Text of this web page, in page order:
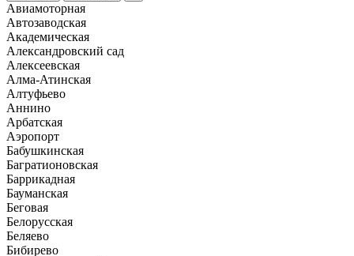
Авиамоторная
Автозаводская
Академическая
Александровский сад
Алексеевская
Алма-Атинская
Алтуфьево
Аннино
Арбатская
Аэропорт
Бабушкинская
Багратионовская
Баррикадная
Бауманская
Беговая
Белорусская
Беляево
Бибирево